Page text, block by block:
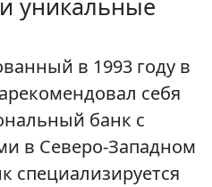
уникальные
в 1993 году в
себя
банк с
в Северо-Западном
специализируется